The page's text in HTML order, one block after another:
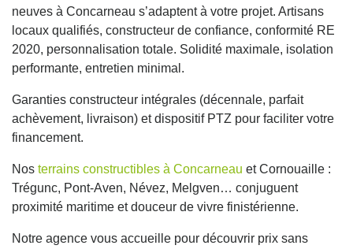
neuves à Concarneau s’adaptent à votre projet. Artisans
locaux qualifiés, constructeur de confiance, conformité RE
2020, personnalisation totale. Solidité maximale, isolation
performante, entretien minimal.
Garanties constructeur intégrales (décennale, parfait
achèvement, livraison) et dispositif PTZ pour faciliter votre
financement.
Nos terrains constructibles à Concarneau et Cornouaille :
Trégunc, Pont-Aven, Névez, Melgven… conjuguent
proximité maritime et douceur de vivre finistérienne.
Notre agence vous accueille pour découvrir prix sans